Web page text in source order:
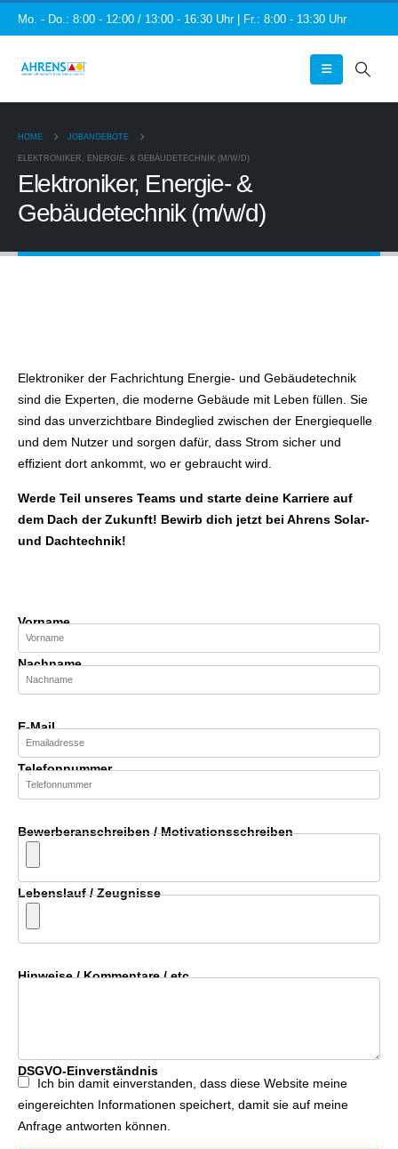
Mo. - Do.: 8:00 - 12:00 / 13:00 - 16:30 Uhr | Fr.: 8:00 - 13:30 Uhr
HOME JOBANGEBOTE
ELEKTRONIKER, ENERGIE- & GEBÄUDETECHNIK (M/W/D)
Elektroniker, Energie- &
Gebäudetechnik (m/w/d)
Elektroniker der Fachrichtung Energie- und Gebäudetechnik
sind die Experten, die moderne Gebäude mit Leben füllen. Sie
sind das unverzichtbare Bindeglied zwischen der Energiequelle
und dem Nutzer und sorgen dafür, dass Strom sicher und
effizient dort ankommt, wo er gebraucht wird.
Werde Teil unseres Teams und starte deine Karriere auf
dem Dach der Zukunft! Bewirb dich jetzt bei Ahrens Solar-
und Dachtechnik!
Vorname
Nachname
E-Mail
Telefonnummer
Bewerberanschreiben / Motivationsschreiben
Lebenslauf / Zeugnisse
Hinweise / Kommentare / etc.
DSGVO-Einverständnis
Ich bin damit einverstanden, dass diese Website meine
eingereichten Informationen speichert, damit sie auf meine
Anfrage antworten können.